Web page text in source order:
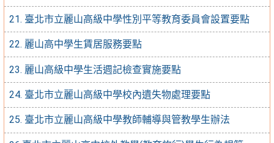
21. 臺北市立麗山高級中學性別平等教育委員會設置要點
22. 麗山高中學生賃居服務要點
23. 麗山高級中學生活週記檢查實施要點
24. 臺北市立麗山高級中學校內遺失物處理要點
25. 臺北市立麗山高級中學教師輔導與管教學生辦法